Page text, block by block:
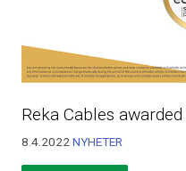
Reka Cables
8.4.2022 NYHETER